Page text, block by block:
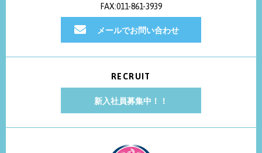
FAX:011-861-3939
メールでお問い合わせ
RECRUIT
新入社員募集中！！